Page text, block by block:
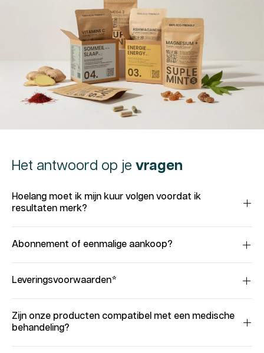
Het antwoord op je vragen
Hoelang moet ik mijn kuur volgen voordat ik
resultaten merk?
Abonnement of eenmalige aankoop?
Leveringsvoorwaarden*
Zijn onze producten compatibel met een medische
behandeling?